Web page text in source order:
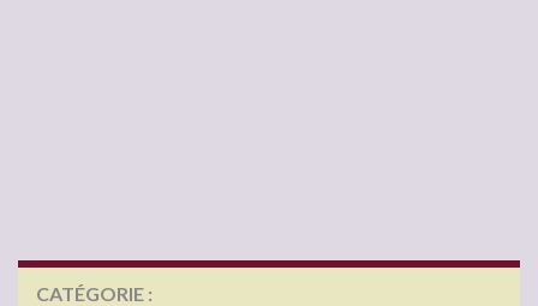
CATÉGORIE :